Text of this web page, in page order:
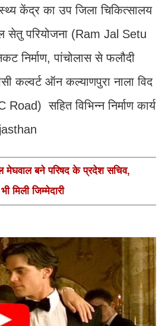
केंद्र का उप जिला चिकित्सालय
सेतु परियोजना (Ram Jal Setu
निर्माण, पांचोलास से फलौदी
कल्वर्ट ऑन कल्याणपुरा नाला विद
Road) सहित विभिन्न निर्माण कार्य
मेघवाल बने परिषद के प्रदेश सचिव,
मिली जिम्मेदारी